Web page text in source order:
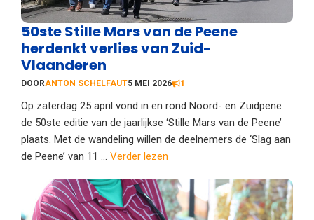
50ste Stille Mars van de Peene
herdenkt verlies van Zuid-
Vlaanderen
DOORANTON SCHELFAUT5 MEI 2026 1
Op zaterdag 25 april vond in en rond Noord- en Zuidpene
de 50ste editie van de jaarlijkse ‘Stille Mars van de Peene’
plaats. Met de wandeling willen de deelnemers de ‘Slag aan
de Peene’ van 11 ... Verder lezen